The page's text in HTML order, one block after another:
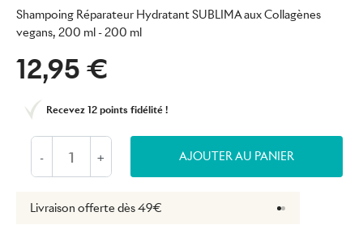
Shampoing Réparateur Hydratant SUBLIMA aux Collagènes
vegans, 200 ml- 200 ml
12,95 €
Recevez 12 points fidélité !
- + AJOUTER AU PANIER
Livraison offerte dès 49€ Retours gratuits